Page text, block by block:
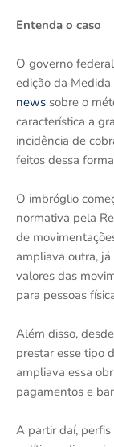
Entenda o caso
O governo
edição da
news sobre o
característica a
incidência de
feitos dessa
O imbróglio
normativa pela
de
ampliava outra,
valores das
para pessoas
Além disso,
prestar esse tipo
ampliava essa
pagamentos e
A partir daí,